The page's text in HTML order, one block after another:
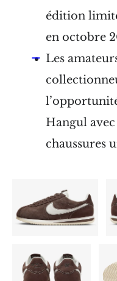
édition
en octobre
Les
Hangul avec
chaussures